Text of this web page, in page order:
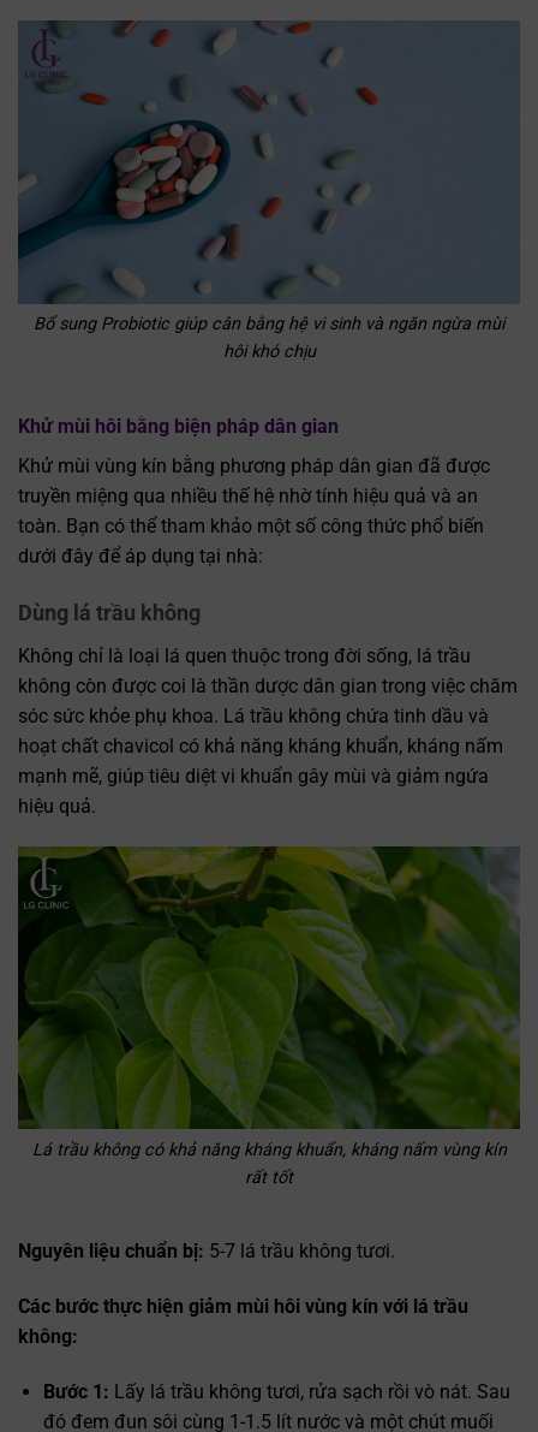
Bổ sung Probiotic giúp cân bằng hệ vi sinh và ngăn ngừa mùi
hôi khó chịu
Khử mùi hôi bằng biện pháp dân gian
Khử mùi vùng kín bằng phương pháp dân gian đã được
truyền miệng qua nhiều thế hệ nhờ tính hiệu quả và an
toàn. Bạn có thể tham khảo một số công thức phổ biến
dưới đây để áp dụng tại nhà:
Dùng lá trầu không
Không chỉ là loại lá quen thuộc trong đời sống, lá trầu
không còn được coi là thần dược dân gian trong việc chăm
sóc sức khỏe phụ khoa. Lá trầu không chứa tinh dầu và
hoạt chất chavicol có khả năng kháng khuẩn, kháng nấm
mạnh mẽ, giúp tiêu diệt vi khuẩn gây mùi và giảm ngứa
hiệu quả.
Lá trầu không có khả năng kháng khuẩn, kháng nấm vùng kín
rất tốt
Nguyên liệu chuẩn bị: 5-7 lá trầu không tươi.
Các bước thực hiện giảm mùi hôi vùng kín với lá trầu
không:
Bước 1: Lấy lá trầu không tươi, rửa sạch rồi vò nát. Sau
đó đem đun sôi cùng 1-1.5 lít nước và một chút muối
Trò chuyện cùng
Trợ lý bác sĩ LG Clinic ✕